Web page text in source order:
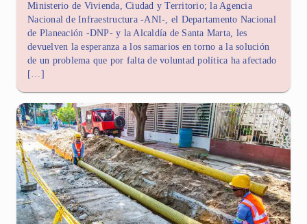
Ministerio de Vivienda, Ciudad y Territorio; la Agencia
Nacional de Infraestructura -ANI-, el Departamento Nacional
de Planeación -DNP- y la Alcaldía de Santa Marta, les
devuelven la esperanza a los samarios en torno a la solución
de un problema que por falta de voluntad política ha afectado
[…]